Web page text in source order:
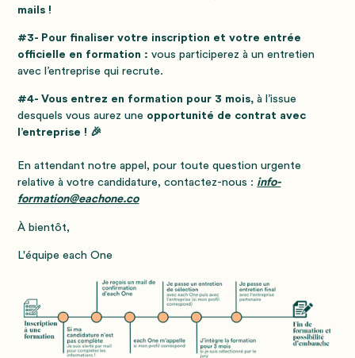
mails !
#3- Pour finaliser votre inscription et votre entrée
officielle en formation :vous participerez à un entretien
avec l’entreprise qui recrute.
#4- Vous entrez en formation pour 3 mois,à l’issue
desquels vous aurez une opportunité de contrat avec
l’entreprise ! 🎉
En attendant notre appel, pour toute question urgente
relative à votre candidature, contactez-nous : info-
formation@eachone.co
À bientôt,
L'équipe each One